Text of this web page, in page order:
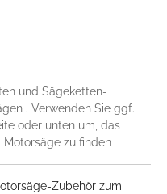
und Sägeketten-
. Verwenden Sie ggf.
oder unten um, das
Motorsäge zu finden
Zubehör zum